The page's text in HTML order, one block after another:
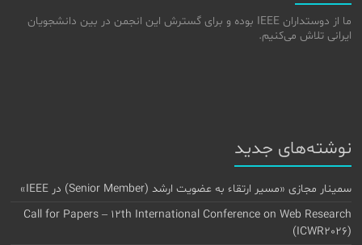
ما از دوستداران IEEE بوده و برای گسترش این انجمن در بین دانشجویان
ایرانی تلاش می‌کنیم.
نوشته‌های جدید
سمینار مجازی «مسیر ارتقاء به عضویت ارشد (Senior Member) در IEEE»
Call for Papers – 12th International Conference on Web Research
(ICWR2026)